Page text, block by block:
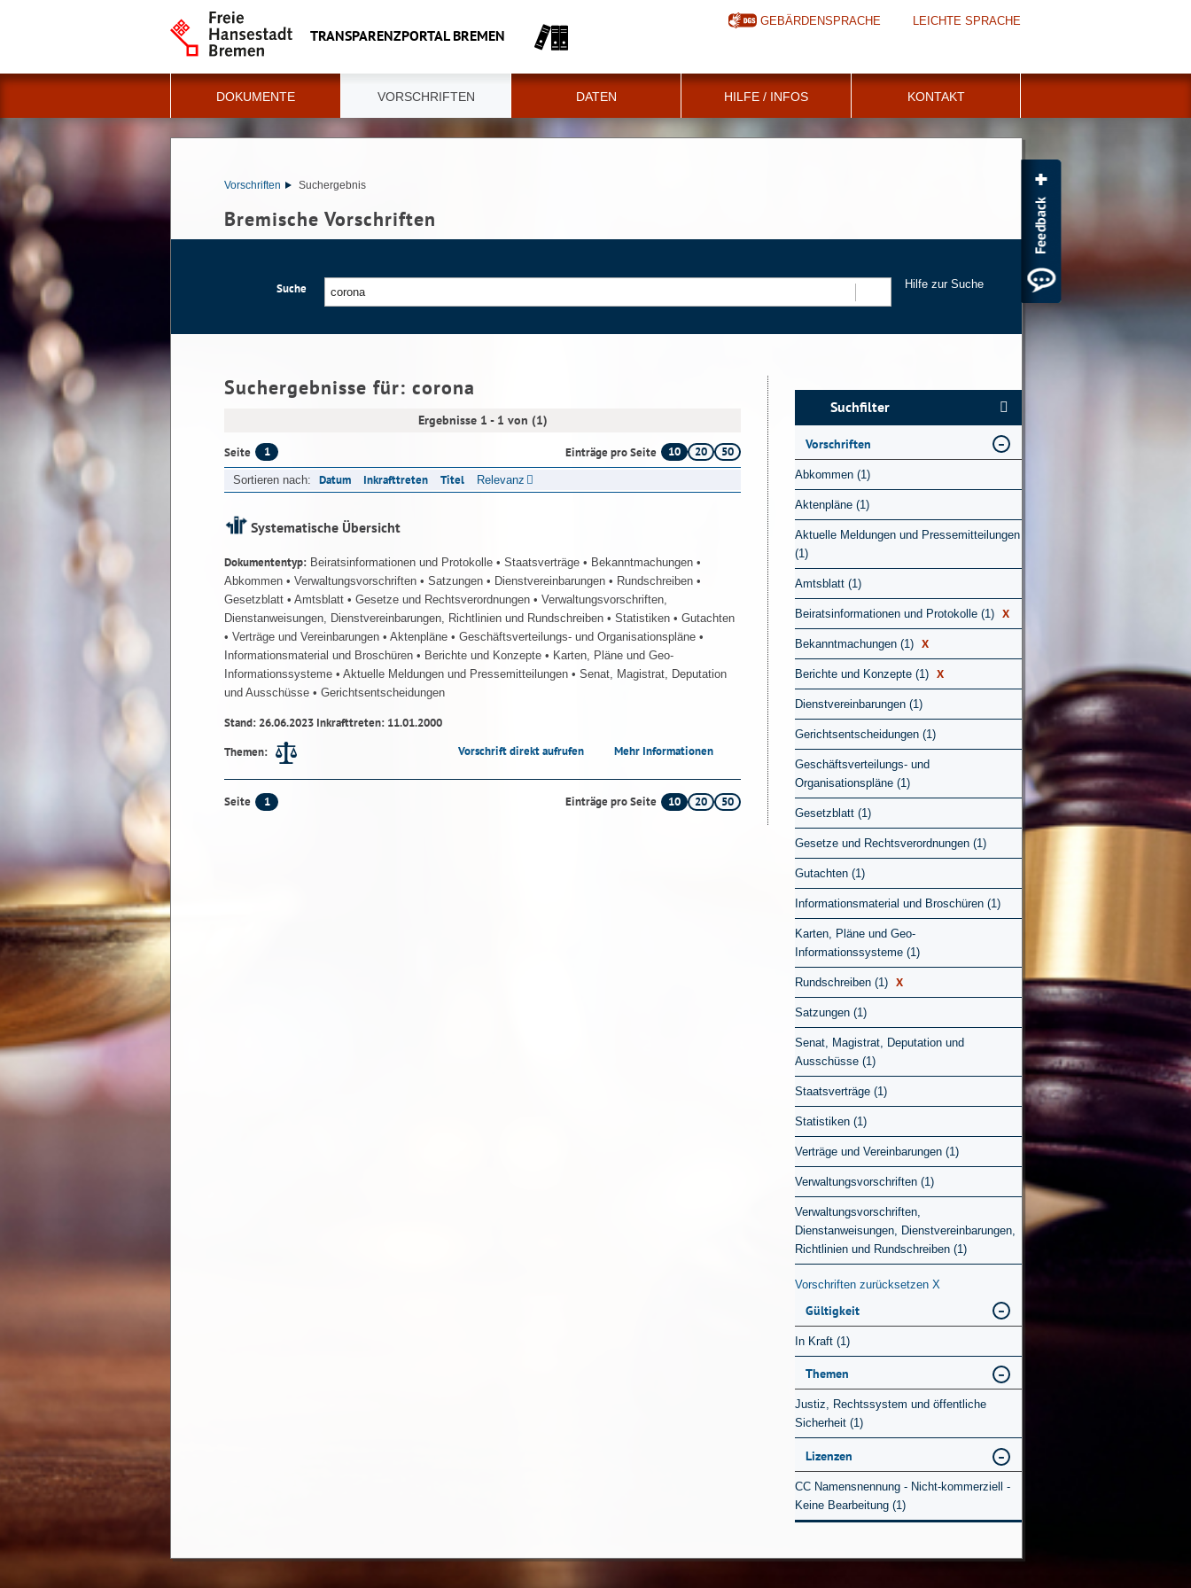
TRANSPARENZPORTAL BREMEN
GEBÄRDENSPRACHE LEICHTE SPRACHE
DOKUMENTE VORSCHRIFTEN DATEN HILFE / INFOS KONTAKT
Vorschriften Suchergebnis
Bremische Vorschriften
Suche Hilfe zur Suche
Suchergebnisse für: corona
Ergebnisse 1 - 1 von (1)
Seite 1 Einträge pro Seite 10 20 50
Sortieren nach: Datum Inkrafttreten Titel Relevanz
Systematische Übersicht
Dokumententyp: Beiratsinformationen und Protokolle • Staatsverträge • Bekanntmachungen •
Abkommen • Verwaltungsvorschriften • Satzungen • Dienstvereinbarungen • Rundschreiben •
Gesetzblatt • Amtsblatt • Gesetze und Rechtsverordnungen • Verwaltungsvorschriften,
Dienstanweisungen, Dienstvereinbarungen, Richtlinien und Rundschreiben • Statistiken • Gutachten
• Verträge und Vereinbarungen • Aktenpläne • Geschäftsverteilungs- und Organisationspläne •
Informationsmaterial und Broschüren • Berichte und Konzepte • Karten, Pläne und Geo-
Informationssysteme • Aktuelle Meldungen und Pressemitteilungen • Senat, Magistrat, Deputation
und Ausschüsse • Gerichtsentscheidungen
Stand: 26.06.2023 Inkrafttreten: 11.01.2000
Themen:
Vorschrift direkt aufrufen Mehr Informationen
Seite 1 Einträge pro Seite 10 20 50
Suchfilter
Vorschriften
Abkommen (1)
Aktenpläne (1)
Aktuelle Meldungen und Pressemitteilungen
(1)
Amtsblatt (1)
Beiratsinformationen und Protokolle (1) X
Bekanntmachungen (1) X
Berichte und Konzepte (1) X
Dienstvereinbarungen (1)
Gerichtsentscheidungen (1)
Geschäftsverteilungs- und
Organisationspläne (1)
Gesetzblatt (1)
Gesetze und Rechtsverordnungen (1)
Gutachten (1)
Informationsmaterial und Broschüren (1)
Karten, Pläne und Geo-
Informationssysteme (1)
Rundschreiben (1) X
Satzungen (1)
Senat, Magistrat, Deputation und
Ausschüsse (1)
Staatsverträge (1)
Statistiken (1)
Verträge und Vereinbarungen (1)
Verwaltungsvorschriften (1)
Verwaltungsvorschriften,
Dienstanweisungen, Dienstvereinbarungen,
Richtlinien und Rundschreiben (1)
Vorschriften zurücksetzen X
Gültigkeit
In Kraft (1)
Themen
Justiz, Rechtssystem und öffentliche
Sicherheit (1)
Lizenzen
CC Namensnennung - Nicht-kommerziell -
Keine Bearbeitung (1)